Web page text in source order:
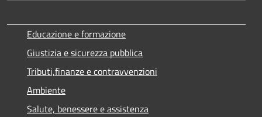
Educazione e formazione
Giustizia e sicurezza pubblica
Tributi,finanze e contravvenzioni
Ambiente
Salute, benessere e assistenza